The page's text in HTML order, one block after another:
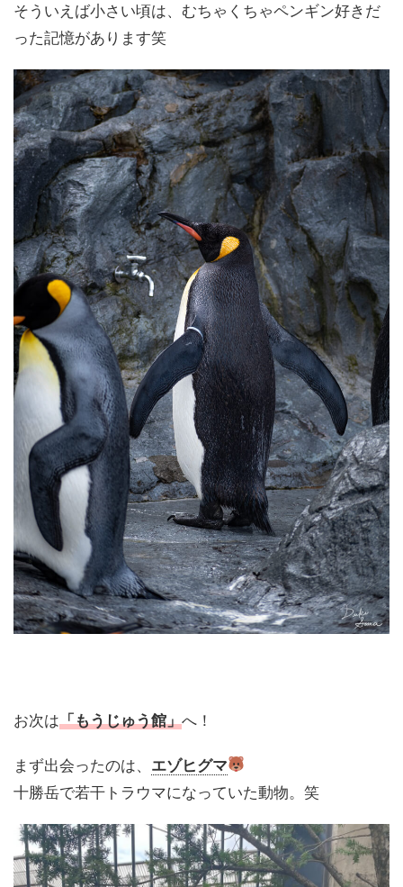
そういえば小さい頃は、むちゃくちゃペンギン好きだ
った記憶があります笑
お次は「もうじゅう館」へ！
まず出会ったのは、 エゾヒグマ
十勝岳で若干トラウマになっていた動物。笑